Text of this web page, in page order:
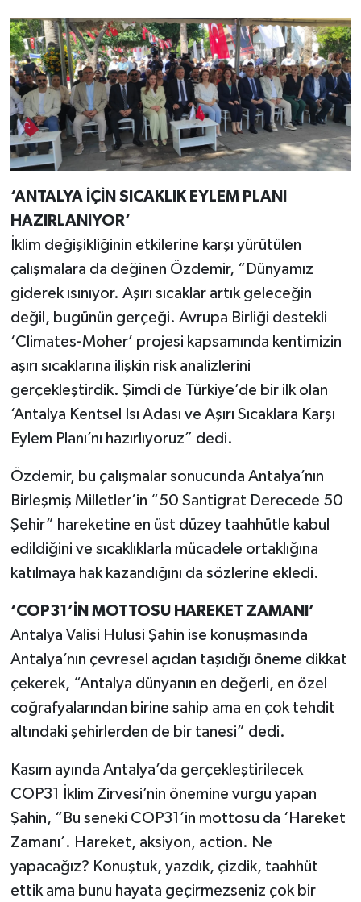
‘ANTALYA İÇİN SICAKLIK EYLEM PLANI
HAZIRLANIYOR’
İklim değişikliğinin etkilerine karşı yürütülen
çalışmalara da değinen Özdemir, “Dünyamız
giderek ısınıyor. Aşırı sıcaklar artık geleceğin
değil, bugünün gerçeği. Avrupa Birliği destekli
‘Climates-Moher’ projesi kapsamında kentimizin
aşırı sıcaklarına ilişkin risk analizlerini
gerçekleştirdik. Şimdi de Türkiye’de bir ilk olan
‘Antalya Kentsel Isı Adası ve Aşırı Sıcaklara Karşı
Eylem Planı’nı hazırlıyoruz” dedi.
Özdemir, bu çalışmalar sonucunda Antalya’nın
Birleşmiş Milletler’in “50 Santigrat Derecede 50
Şehir” hareketine en üst düzey taahhütle kabul
edildiğini ve sıcaklıklarla mücadele ortaklığına
katılmaya hak kazandığını da sözlerine ekledi.
‘COP31’İN MOTTOSU HAREKET ZAMANI’
Antalya Valisi Hulusi Şahin ise konuşmasında
Antalya’nın çevresel açıdan taşıdığı öneme dikkat
çekerek, “Antalya dünyanın en değerli, en özel
coğrafyalarından birine sahip ama en çok tehdit
altındaki şehirlerden de bir tanesi” dedi.
Kasım ayında Antalya’da gerçekleştirilecek
COP31 İklim Zirvesi’nin önemine vurgu yapan
Şahin, “Bu seneki COP31’in mottosu da ‘Hareket
Zamanı’. Hareket, aksiyon, action. Ne
yapacağız? Konuştuk, yazdık, çizdik, taahhüt
ettik ama bunu hayata geçirmezseniz çok bir